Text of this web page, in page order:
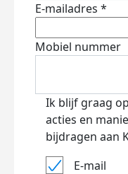
E-mailadres *
Mobiel nummer
Ik blijf graag
acties en
bijdragen aan
E-mail